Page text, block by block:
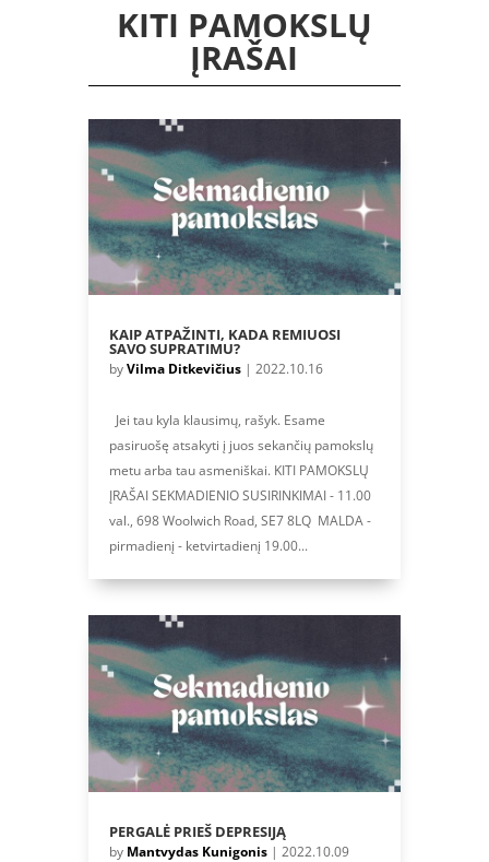
KITI PAMOKSLŲ
ĮRAŠAI
KAIP ATPAŽINTI, KADA REMIUOSI
SAVO SUPRATIMU?
byVilma Ditkevičius| 2022.10.16
Jei tau kyla klausimų, rašyk. Esame
pasiruošę atsakyti į juos sekančių pamokslų
metu arba tau asmeniškai. KITI PAMOKSLŲ
ĮRAŠAI SEKMADIENIO SUSIRINKIMAI - 11.00
val., 698 Woolwich Road, SE7 8LQ MALDA -
pirmadienį - ketvirtadienį 19.00...
PERGALĖ PRIEŠ DEPRESIJĄ
by Mantvydas Kunigonis| 2022.10.09